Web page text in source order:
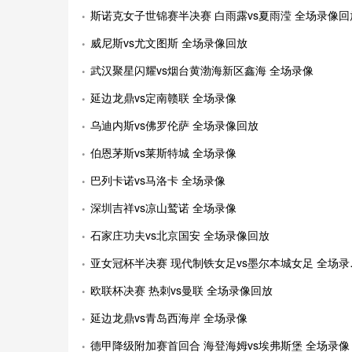
斯诺克女子世锦赛半决赛 白雨露vs夏雨滢 全场录像
威尼斯vs尤文图斯 全场录像回放
武汉聚星闪耀vs烟台黄渤海新区鑫海 全场录像
延边龙鼎vs定南赣联 全场录像
乌迪内斯vs佛罗伦萨 全场录像回放
伯恩茅斯vs莱斯特城 全场录像
巴列卡诺vs马洛卡 全场录像
深圳吉祥vs凉山鹫诺 全场录像
石家庄功夫vs北京国安 全场录像回放
亚女冠杯半决赛 现代制铁女足vs墨尔本城女足 全场录像回放
欧联杯决赛 热刺vs曼联 全场录像回放
延边龙鼎vs青岛西海岸 全场录像
德甲降级附加赛首回合 海登海姆vs埃弗斯堡 全场录像